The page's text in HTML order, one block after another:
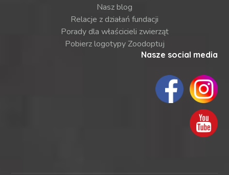
Nasz blog
Relacje z działań fundacji
Porady dla właścicieli zwierząt
Pobierz logotypy Zoodoptuj
Nasze social media